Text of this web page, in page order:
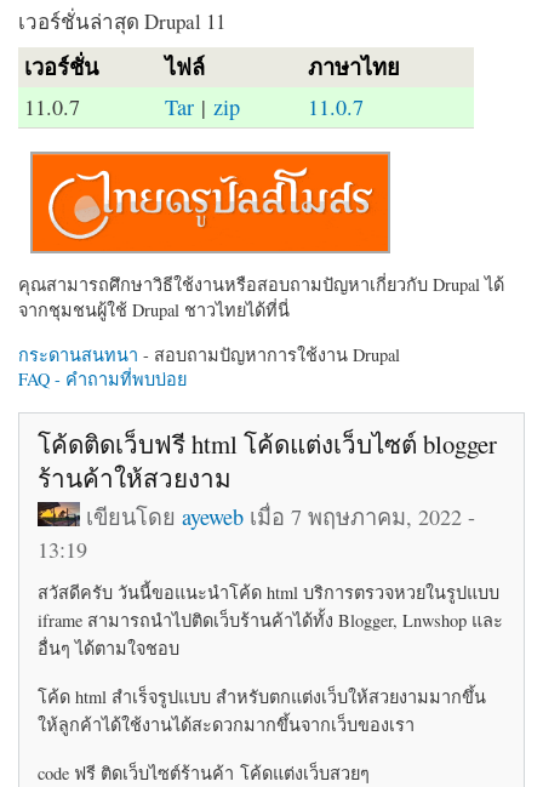
เวอร์ชั่นล่าสุด Drupal 11
เวอร์ชั่น ไฟล์ ภาษาไทย
11.0.7 Tar | zip 11.0.7
คุณสามารถศึกษาวิธีใช้งานหรือสอบถามปัญหาเกี่ยวกับ Drupal ได้
จากชุมชนผู้ใช้ Drupal ชาวไทยได้ที่นี่
กระดานสนทนา - สอบถามปัญหาการใช้งาน Drupal
FAQ - คำถามที่พบบ่อย
โค้ดติดเว็บฟรี html โค้ดแต่งเว็บไซต์ blogger
ร้านค้าให้สวยงาม
เขียนโดยayeweb เมื่อ 7 พฤษภาคม, 2022 -
13:19
สวัสดีครับ วันนี้ขอแนะนำโค้ด html บริการตรวจหวยในรูปแบบ
iframe สามารถนำไปติดเว็บร้านค้าได้ทั้ง Blogger, Lnwshop และ
อื่นๆ ได้ตามใจชอบ
โค้ด html สำเร็จรูปแบบ สำหรับตกแต่งเว็บให้สวยงามมากขึ้น
ให้ลูกค้าได้ใช้งานได้สะดวกมากขึ้นจากเว็บของเรา
code ฟรี ติดเว็บไซต์ร้านค้า โค้ดแต่งเว็บสวยๆ